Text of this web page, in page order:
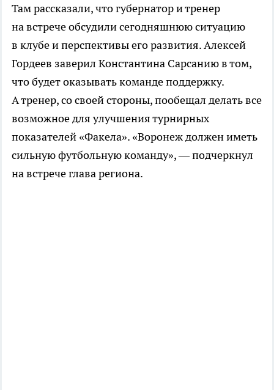
Там рассказали, что губернатор и тренер
на встрече обсудили сегодняшнюю ситуацию
в клубе и перспективы его развития. Алексей
Гордеев заверил Константина Сарсанию в том,
что будет оказывать команде поддержку.
А тренер, со своей стороны, пообещал делать все
возможное для улучшения турнирных
показателей «Факела». «Воронеж должен иметь
сильную футбольную команду», — подчеркнул
на встрече глава региона.